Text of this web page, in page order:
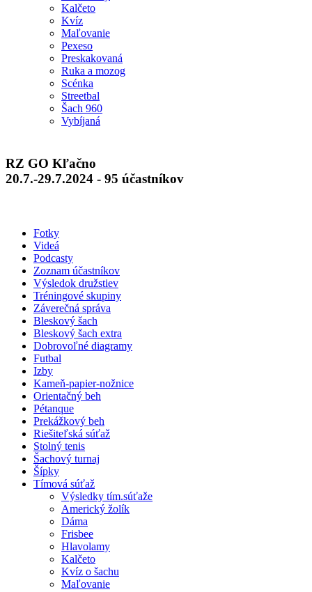
Kalčeto
Kvíz
Maľovanie
Pexeso
Preskakovaná
Ruka a mozog
Scénka
Streetbal
Šach 960
Vybíjaná
RZ GO Kľačno
20.7.-29.7.2024 - 95 účastníkov
Fotky
Videá
Podcasty
Zoznam účastníkov
Výsledok družstiev
Tréningové skupiny
Záverečná správa
Bleskový šach
Bleskový šach extra
Dobrovoľné diagramy
Futbal
Izby
Kameň-papier-nožnice
Orientačný beh
Pétanque
Prekážkový beh
Riešiteľská súťaž
Stolný tenis
Šachový turnaj
Šípky
Tímová súťaž
Výsledky tím.súťaže
Americký žolík
Dáma
Frisbee
Hlavolamy
Kalčeto
Kvíz o šachu
Maľovanie